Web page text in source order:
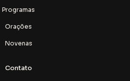
Programas
Orações
Novenas
Contato